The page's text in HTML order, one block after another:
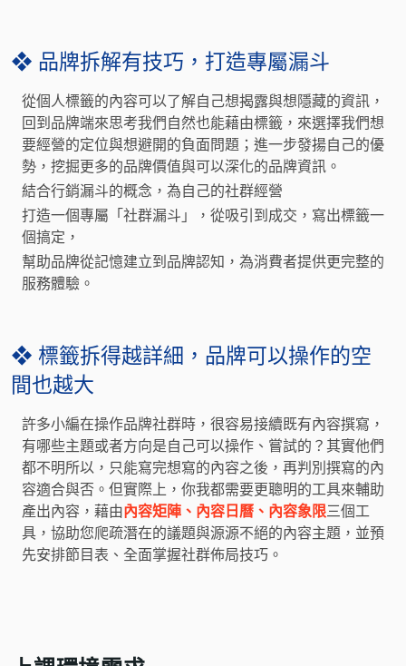
❖ 品牌拆解有技巧，打造專屬漏斗
從個人標籤的內容可以了解自己想揭露與想隱藏的資訊，
回到品牌端來思考我們自然也能藉由標籤，來選擇我們想
要經營的定位與想避開的負面問題；進一步發揚自己的優
勢，挖掘更多的品牌價值與可以深化的品牌資訊。
結合行銷漏斗的概念，為自己的社群經營
打造一個專屬「社群漏斗」，從吸引到成交，寫出標籤一
個搞定，
幫助品牌從記憶建立到品牌認知，為消費者提供更完整的
服務體驗。
❖ 標籤拆得越詳細，品牌可以操作的空
間也越大
許多小編在操作品牌社群時，很容易接續既有內容撰寫，
有哪些主題或者方向是自己可以操作、嘗試的？其實他們
都不明所以，只能寫完想寫的內容之後，再判別撰寫的內
容適合與否。但實際上，你我都需要更聰明的工具來輔助
產出內容，藉由內容矩陣、內容日曆、內容象限三個工
具，協助您爬疏潛在的議題與源源不絕的內容主題，並預
先安排節目表、全面掌握社群佈局技巧。